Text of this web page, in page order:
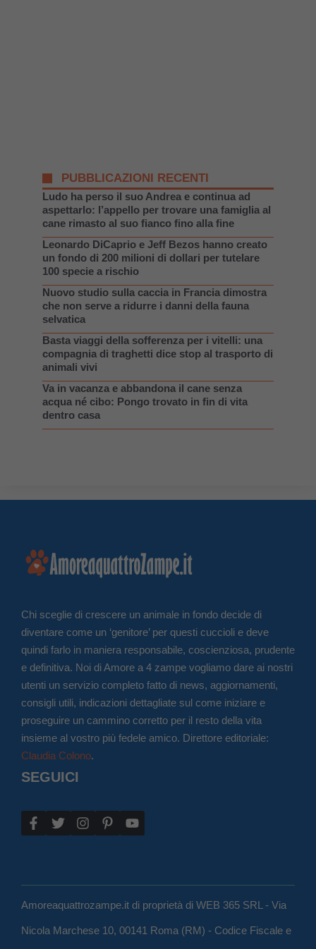
PUBBLICAZIONI RECENTI
Ludo ha perso il suo Andrea e continua ad
aspettarlo: l’appello per trovare una famiglia al
cane rimasto al suo fianco fino alla fine
Leonardo DiCaprio e Jeff Bezos hanno creato
un fondo di 200 milioni di dollari per tutelare
100 specie a rischio
Nuovo studio sulla caccia in Francia dimostra
che non serve a ridurre i danni della fauna
selvatica
Basta viaggi della sofferenza per i vitelli: una
compagnia di traghetti dice stop al trasporto di
animali vivi
Va in vacanza e abbandona il cane senza
acqua né cibo: Pongo trovato in fin di vita
dentro casa
Chi sceglie di crescere un animale in fondo decide di
diventare come un ‘genitore’ per questi cuccioli e deve
quindi farlo in maniera responsabile, coscienziosa, prudente
e definitiva. Noi di Amore a 4 zampe vogliamo dare ai nostri
utenti un servizio completo fatto di news, aggiornamenti,
consigli utili, indicazioni dettagliate sul come iniziare e
proseguire un cammino corretto per il resto della vita
insieme al vostro più fedele amico. Direttore editoriale:
Claudia Colono.
SEGUICI
Amoreaquattrozampe.it di proprietà di WEB 365 SRL - Via
Nicola Marchese 10, 00141 Roma (RM) - Codice Fiscale e